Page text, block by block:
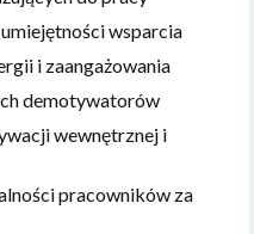
wsparcia
i zaangażowania
demotywatorów
wewnętrznej i
pracowników za